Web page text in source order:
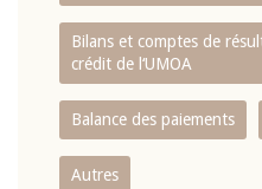
Bilans et comptes de
crédit de l‘UMOA
Balance des paiements
Autres